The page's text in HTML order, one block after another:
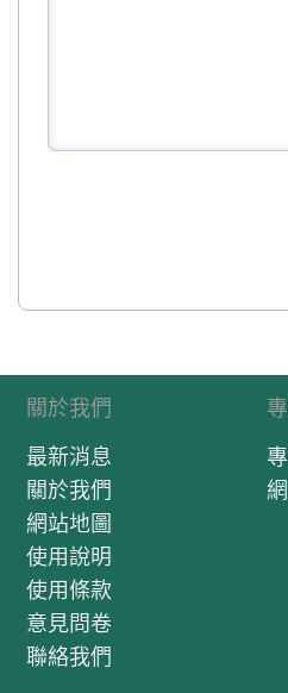
關於我們
最新消息
關於我們
網站地圖
使用說明
使用條款
意見問卷
聯絡我們